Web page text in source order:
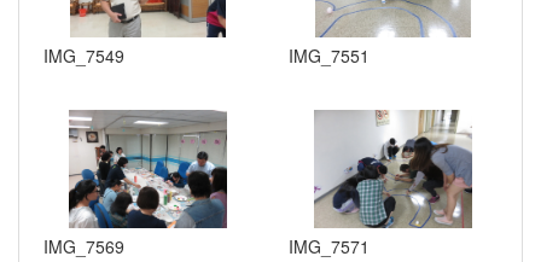
IMG_7549 IMG_7551
IMG_7569 IMG_7571